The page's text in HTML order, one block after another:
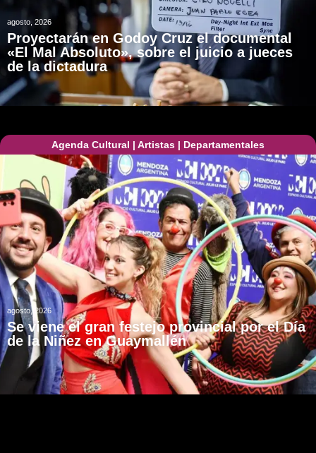
agosto, 2026
Proyectarán en Godoy Cruz el documental
«El Mal Absoluto», sobre el juicio a jueces
de la dictadura
Agenda Cultural | Artistas | Departamentales
agosto, 2026
Se viene el gran festejo provincial por el Día
de la Niñez en Guaymallén